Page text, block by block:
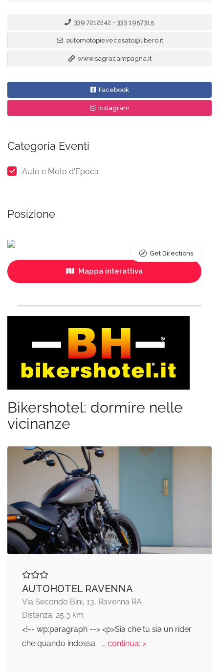
339 7212242 - 333 1957315
automotopievecesato@libero.it
www.sagracampagna.it
Facebook
Instagram
Categoria Eventi
Auto e Moto d'Epoca
Posizione
Mappa interattiva
Get Directions
Bikershotel: dormire nelle
vicinanze
AUTOHOTEL RAVENNA
Via Secondo Bini, 13, Ravenna RA
Distanza: 25,3 km
<!-- wp:paragraph --> <p>Sia che tu sia un rider
che quando indossa
... continua: >